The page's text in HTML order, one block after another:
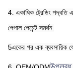
4. একাধিক ট্রেডিং পদ্ধতি
পেপাল পেমেন্ট সমর্থন.
5একের পর এক ব্যবসায়িক